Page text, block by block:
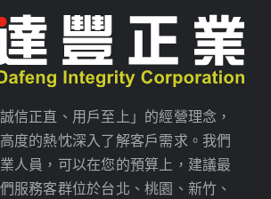
信正直、用戶至上」的經營理念，
度的熱忱深入了解客戶需求。我們
人員，可以在您的預算上，建議最
服務客群位於台北、桃園、新竹、